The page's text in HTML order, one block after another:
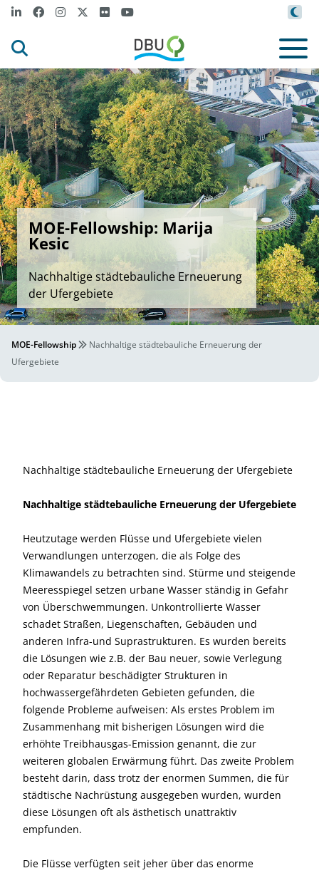
MOE-Fellowship: Marija
Kesic
Nachhaltige städtebauliche Erneuerung
der Ufergebiete
MOE-Fellowship
Nachhaltige städtebauliche Erneuerung der
Ufergebiete
Nachhaltige städtebauliche Erneuerung der Ufergebiete
Nachhaltige städtebauliche Erneuerung der Ufergebiete
Heutzutage werden Flüsse und Ufergebiete vielen
Verwandlungen unterzogen, die als Folge des
Klimawandels zu betrachten sind. Stürme und steigende
Meeresspiegel setzen urbane Wasser ständig in Gefahr
von Überschwemmungen. Unkontrollierte Wasser
schadet Straßen, Liegenschaften, Gebäuden und
anderen Infra-und Suprastrukturen. Es wurden bereits
die Lösungen wie z.B. der Bau neuer, sowie Verlegung
oder Reparatur beschädigter Strukturen in
hochwassergefährdeten Gebieten gefunden, die
folgende Probleme aufweisen: Als erstes Problem im
Zusammenhang mit bisherigen Lösungen wird die
erhöhte Treibhausgas-Emission genannt, die zur
weiteren globalen Erwärmung führt. Das zweite Problem
besteht darin, dass trotz der enormen Summen, die für
städtische Nachrüstung ausgegeben wurden, wurden
diese Lösungen oft als ästhetisch unattraktiv
empfunden.
Die Flüsse verfügten seit jeher über das enorme